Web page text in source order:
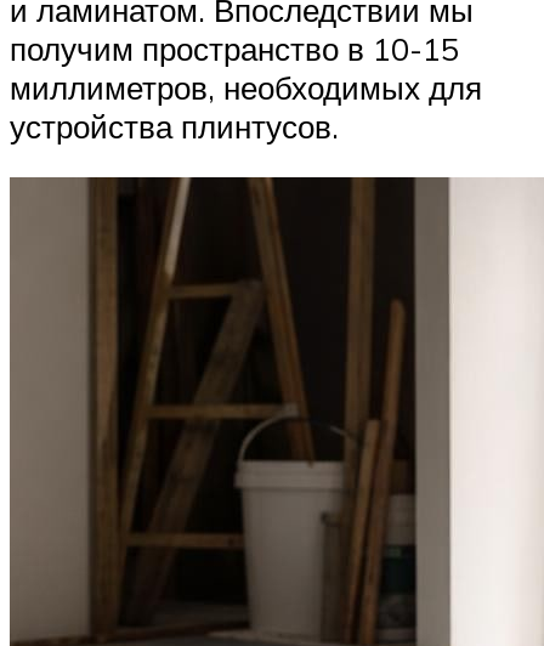
и ламинатом. Впоследствии мы
получим пространство в 10-15
миллиметров, необходимых для
устройства плинтусов.